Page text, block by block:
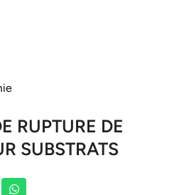
RUPTURE DE
SUBSTRATS